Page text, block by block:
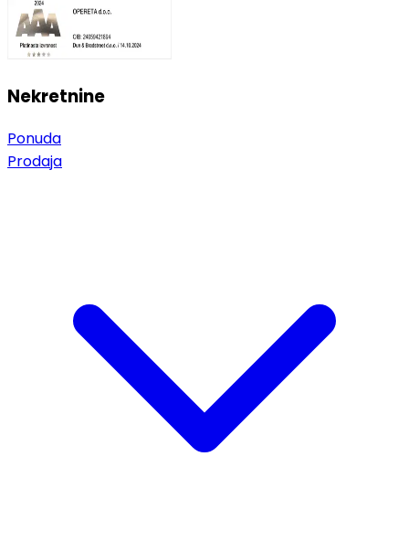
Nekretnine
Ponuda
Prodaja